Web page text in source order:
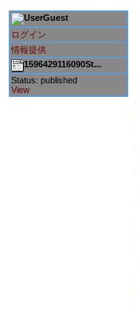
Guest
ログイン
情報提供
1596429116090St...
Status: published
View